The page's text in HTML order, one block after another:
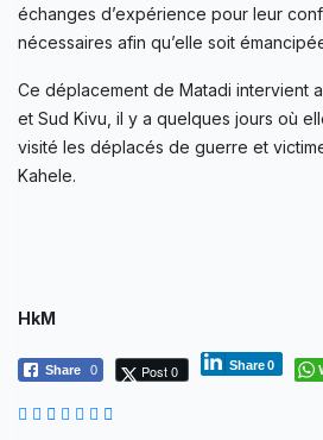
échanges d’expérience pour leur
nécessaires afin qu’elle soit
Ce déplacement de Matadi intervient
et Sud Kivu, il y a quelques jours où
visité les déplacés de guerre et
Kahele.
HkM
Share 0 Post 0 Share0